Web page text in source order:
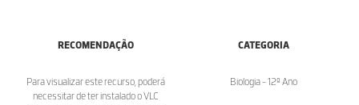
RECOMENDAÇÃO
Para visualizar este recurso, poderá
necessitar de ter instalado o VLC
CATEGORIA
Biologia - 12º Ano